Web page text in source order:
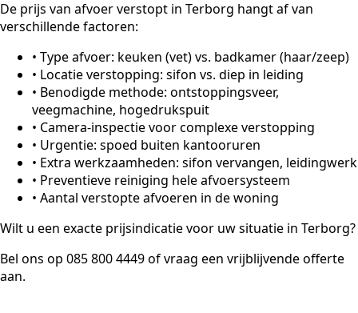
De prijs van afvoer verstopt in Terborg hangt af van
verschillende factoren:
• Type afvoer: keuken (vet) vs. badkamer (haar/zeep)
• Locatie verstopping: sifon vs. diep in leiding
• Benodigde methode: ontstoppingsveer,
veegmachine, hogedrukspuit
• Camera-inspectie voor complexe verstopping
• Urgentie: spoed buiten kantooruren
• Extra werkzaamheden: sifon vervangen, leidingwerk
• Preventieve reiniging hele afvoersysteem
• Aantal verstopte afvoeren in de woning
Wilt u een exacte prijsindicatie voor uw situatie in Terborg?
Bel ons op 085 800 4449 of vraag een vrijblijvende offerte
aan.